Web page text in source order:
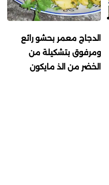
الدجاج معمر بحشو رائع
ومرفوق بتشكيلة من
الخضر من الذ مايكون